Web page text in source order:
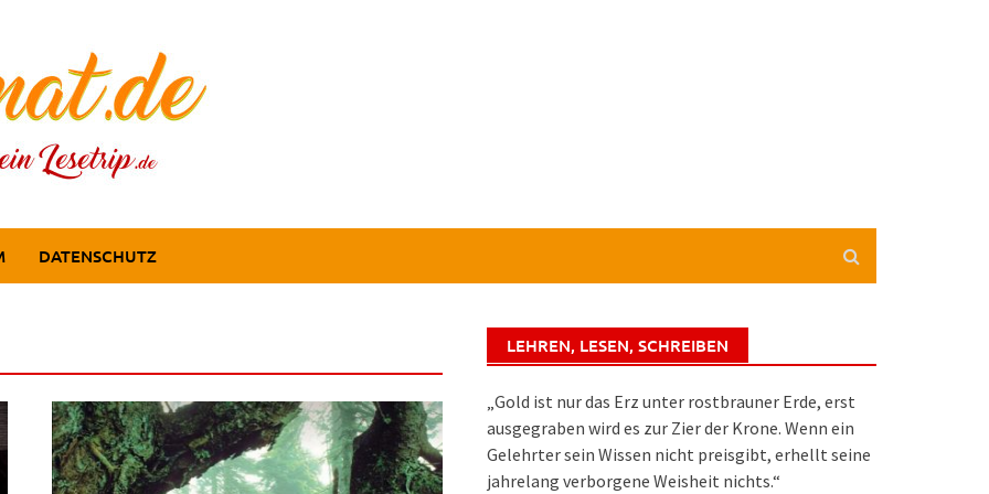
DATENSCHUTZ
LEHREN, LESEN, SCHREIBEN
„Gold ist nur das Erz unter rostbrauner Erde, erst
ausgegraben wird es zur Zier der Krone. Wenn ein
Gelehrter sein Wissen nicht preisgibt, erhellt seine
jahrelang verborgene Weisheit nichts.“